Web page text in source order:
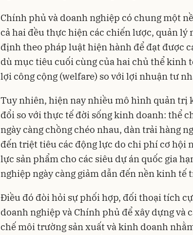
Chính phủ và doanh nghiệp có chung một
cả hai đều thực hiện các chiến lược, quản lý
định theo pháp luật hiện hành để đạt được
dù mục tiêu cuối cùng của hai chủ thể kinh
lợi công cộng (welfare) so với lợi nhuận tư
Tuy nhiên, hiện nay nhiều mô hình quản trị
đổi so với thực tế đời sống kinh doanh: thể
ngày càng chồng chéo nhau, dàn trải hàng
đến triệt tiêu các động lực do chi phí cơ hội
lực sản phẩm cho các siêu dự án quốc gia
nghiệp ngày càng giảm dẫn đến nền kinh
Điều đó đòi hỏi sự phối hợp, đối thoại tích
doanh nghiệp và Chính phủ để xây dựng và
chế môi trường sản xuất và kinh doanh